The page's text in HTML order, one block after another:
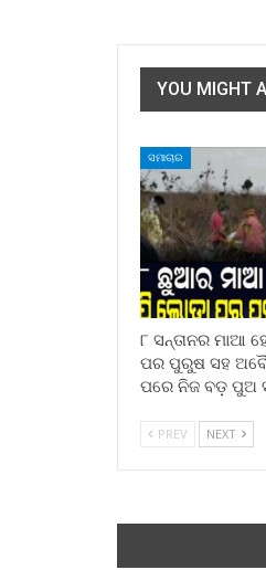
YOU MIGHT
ସମାଚାର
୮ ସନ୍ତାନର ମାଆ
ପର ପୁରୁଷ ସହ
ପରେ ନିଜ ବଡ଼ ପୁଅ
PREV NEXT